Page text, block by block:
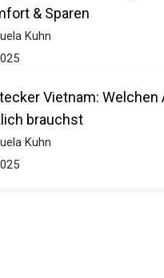
& Sparen
Kuhn
Vietnam: Welchen
brauchst
Kuhn